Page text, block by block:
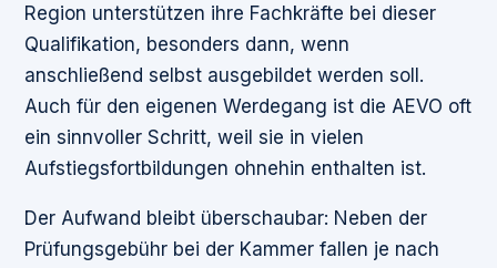
Region unterstützen ihre Fachkräfte bei dieser
Qualifikation, besonders dann, wenn
anschließend selbst ausgebildet werden soll.
Auch für den eigenen Werdegang ist die AEVO oft
ein sinnvoller Schritt, weil sie in vielen
Aufstiegsfortbildungen ohnehin enthalten ist.
Der Aufwand bleibt überschaubar: Neben der
Prüfungsgebühr bei der Kammer fallen je nach